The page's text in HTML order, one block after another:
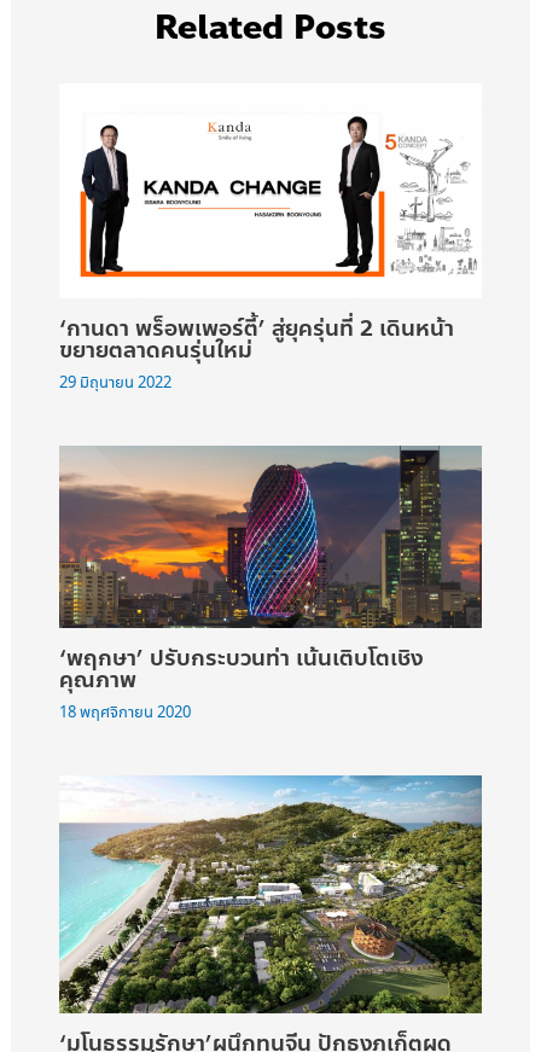
Related Posts
‘กานดา พร็อพเพอร์ตี้’ สู่ยุครุ่นที่ 2 เดินหน้า
ขยายตลาดคนรุ่นใหม่
29 มิถุนายน 2022
‘พฤกษา’ ปรับกระบวนท่า เน้นเติบโตเชิง
คุณภาพ
18 พฤศจิกายน 2020
‘มโนธรรมรักษา’ผนึกทุนจีน ปักธงภูเก็ตผุด